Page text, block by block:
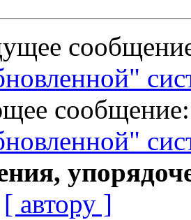
[ автору ]